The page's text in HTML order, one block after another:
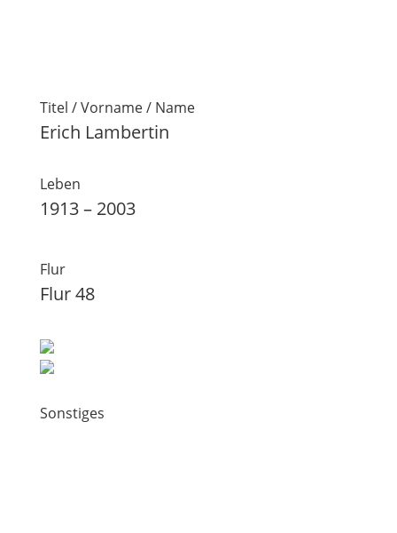
Titel / Vorname / Name
Erich Lambertin
Leben
1913 – 2003
Flur
Flur 48
Sonstiges